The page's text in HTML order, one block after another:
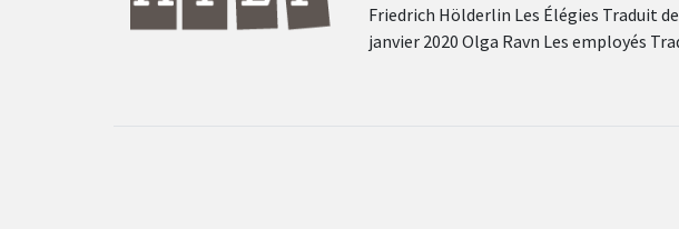
Friedrich Hölderlin Les Élégies Traduit
janvier 2020 Olga Ravn Les employés